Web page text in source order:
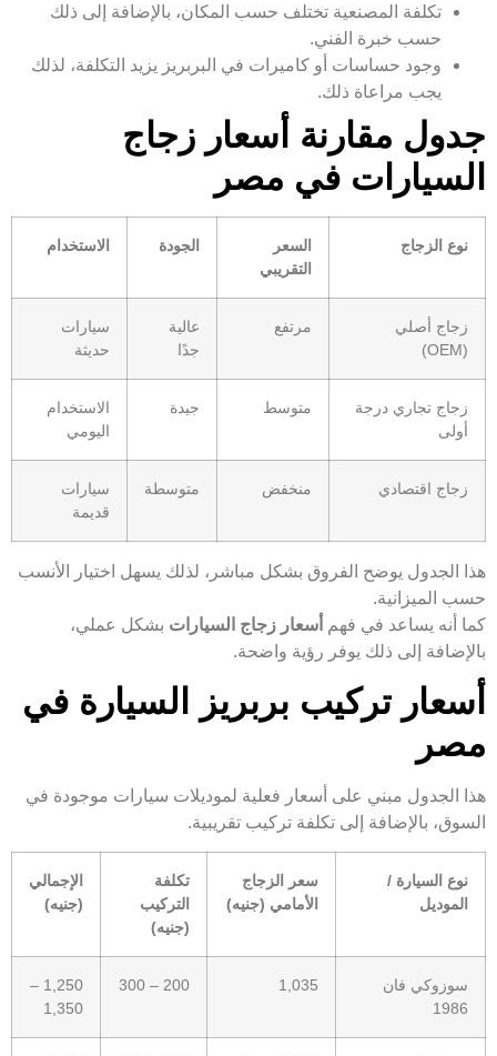
تكلفة المصنعية تختلف حسب المكان، بالإضافة إلى ذلك
حسب خبرة الفني.
وجود حساسات أو كاميرات في البربريز يزيد التكلفة، لذلك
يجب مراعاة ذلك.
جدول مقارنة أسعار زجاج
السيارات في مصر
نوع الزجاج
السعر
التقريبي
الجودة الاستخدام
زجاج أصلي
(OEM)
مرتفع
عالية
جدًا
سيارات
حديثة
زجاج تجاري درجة
أولى
متوسط جيدة
الاستخدام
اليومي
زجاج اقتصادي منخفض متوسطة
سيارات
قديمة
هذا الجدول يوضح الفروق بشكل مباشر، لذلك يسهل اختيار الأنسب
حسب الميزانية.
كما أنه يساعد في فهم أسعار زجاج السيارات بشكل عملي،
بالإضافة إلى ذلك يوفر رؤية واضحة.
أسعار تركيب بربريز السيارة في
مصر
هذا الجدول مبني على أسعار فعلية لموديلات سيارات موجودة في
السوق، بالإضافة إلى تكلفة تركيب تقريبية.
نوع السيارة /
الموديل
سعر الزجاج
الأمامي (جنيه)
تكلفة
التركيب
(جنيه)
الإجمالي
(جنيه)
سوزوكي فان
1986
1,035
200 – 300
1,250 –
1,350